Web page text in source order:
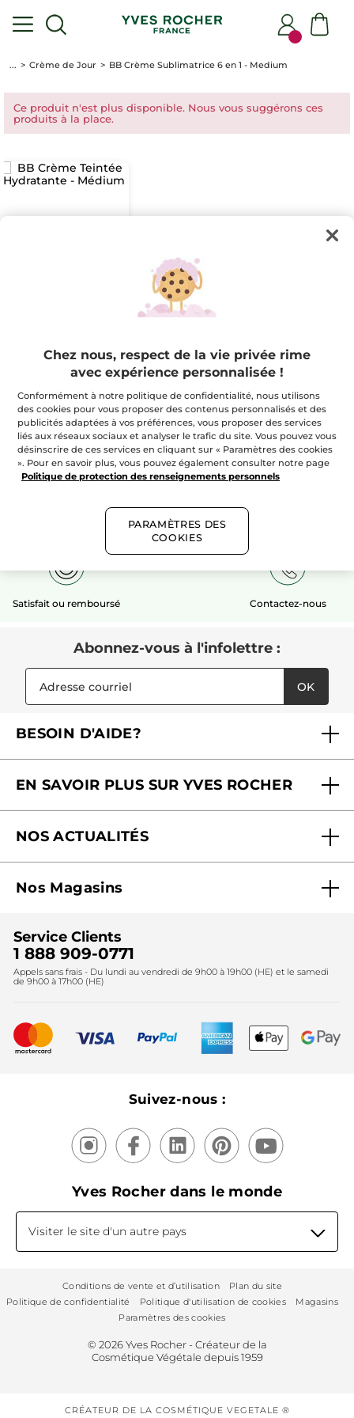
... Crème de Jour BB Crème Sublimatrice 6 en 1 - Medium
Ce produit n'est plus disponible. Nous vous suggérons ces
produits à la place.
AJOUTER AU
PANIER
pour toute
commande*
Satisfait ou remboursé Contactez-nous
Abonnez-vous à l'infolettre :
OK
BESOIN D'AIDE?
Contactez-nous
Offre Courrier / Magazine
Accessibilité
Cadeaux corporatifs
EN SAVOIR PLUS SUR YVES ROCHER
Pourquoi nous faire confiance ?
Fondation Yves Rocher
2024
Lutte contre le travail forcé et le travail des enfants
2025
NOS ACTUALITÉS
Black Friday
Noël
Fête des mères
Nouveautés
Recyclage
Nos Magasins
Instituts
Service Clients
1 888 909-0771
Appels sans frais - Du lundi au vendredi de 9h00 à 19h00 (HE) et le samedi
de 9h00 à 17h00 (HE)
Suivez-nous :
Yves Rocher dans le monde
Visiter le site d'un autre pays
Conditions de vente et d’utilisation
Plan du site
Politique de confidentialité
Politique d'utilisation de cookies
Magasins
Paramètres des cookies
© 2026 Yves Rocher - Créateur de la
Cosmétique Végétale depuis 1959
CRÉATEUR DE LA COSMÉTIQUE VEGETALE ®
Chez nous, respect de la vie privée rime
avec expérience personnalisée !
Conformément à notre politique de confidentialité, nous utilisons
des cookies pour vous proposer des contenus personnalisés et des
publicités adaptées à vos préférences, vous proposer des services
liés aux réseaux sociaux et analyser le trafic du site. Vous pouvez vous
désinscrire de ces services en cliquant sur « Paramètres des cookies
». Pour en savoir plus, vous pouvez également consulter notre page
Politique de protection des renseignements personnels
PARAMÈTRES DES
COOKIES